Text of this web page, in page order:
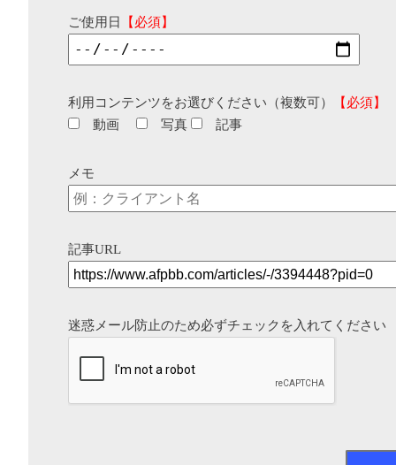
ご使用日 【必須】
利用コンテンツをお選びください（複数可）
【必須】
動画
写真 記事
メモ
記事URL
迷惑メール防止のため必ずチェックを入れてください